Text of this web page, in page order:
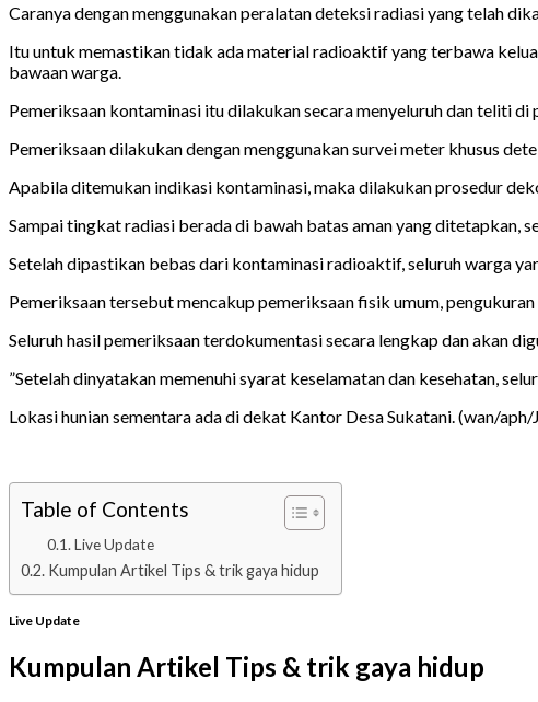
Caranya dengan menggunakan peralatan deteksi radiasi yang telah
Itu untuk memastikan tidak ada material radioaktif yang terbawa
bawaan warga.
Pemeriksaan kontaminasi itu dilakukan secara menyeluruh dan teliti
Pemeriksaan dilakukan dengan menggunakan survei meter khusus
Apabila ditemukan indikasi kontaminasi, maka dilakukan prosedur
Sampai tingkat radiasi berada di bawah batas aman yang ditetapkan,
Setelah dipastikan bebas dari kontaminasi radioaktif, seluruh warga
Pemeriksaan tersebut mencakup pemeriksaan fisik umum,
Seluruh hasil pemeriksaan terdokumentasi secara lengkap dan akan
”Setelah dinyatakan memenuhi syarat keselamatan dan kesehatan,
Lokasi hunian sementara ada di dekat Kantor Desa Sukatani. (wan/aph/
Table of Contents
Live Update
Kumpulan Artikel Tips & trik gaya hidup
Live Update
Kumpulan Artikel Tips & trik gaya hidup